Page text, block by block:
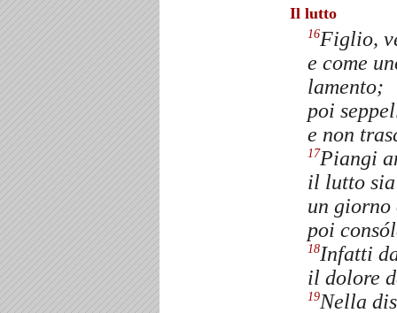
Il lutto
16Figlio,
e come
lamento;
poi
e non
17Piangi
il lutto
un giorno
poi
18Infatti
il dolore
19Nella